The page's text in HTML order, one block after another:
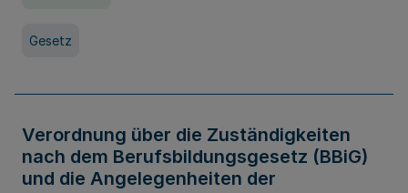
Gesetz
Verordnung über die Zuständigkeiten
nach dem Berufsbildungsgesetz (BBiG)
und die Angelegenheiten der